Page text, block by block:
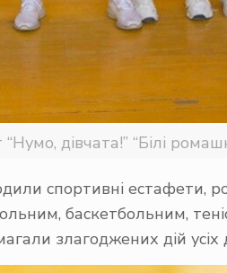
дівчата!” “Білі
спортивні естафети,
баскетбольним,
злагоджених дій усіх